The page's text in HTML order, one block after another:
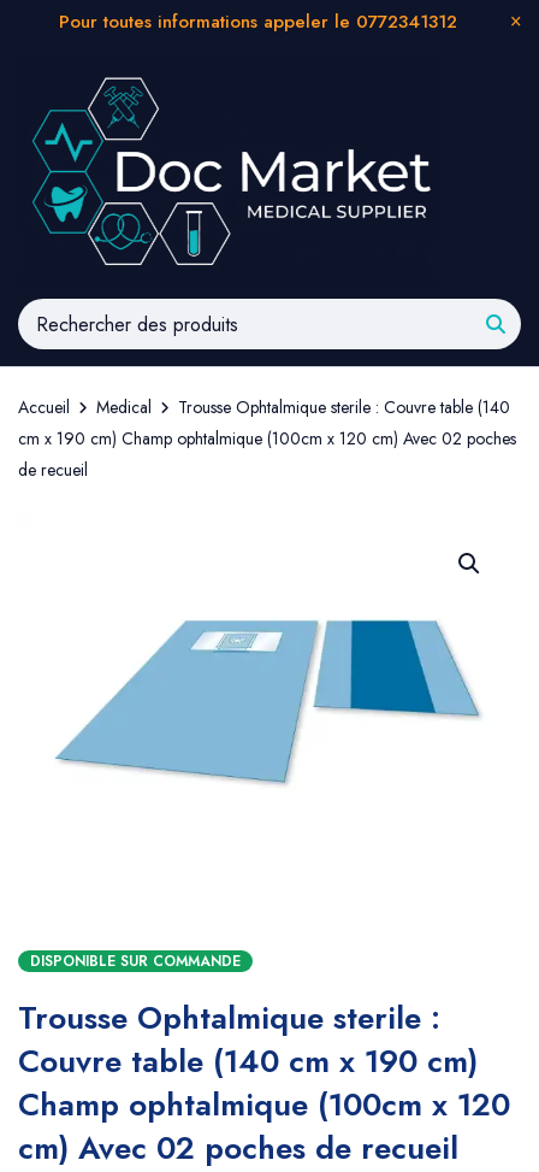
Pour toutes informations appeler le 0772341312
Accueil Medical
Trousse Ophtalmique sterile : Couvre table (140
cm x 190 cm) Champ ophtalmique (100cm x 120 cm) Avec 02 poches
de recueil
DISPONIBLE SUR COMMANDE
Trousse Ophtalmique sterile :
Couvre table (140 cm x 190 cm)
Champ ophtalmique (100cm x 120
cm) Avec 02 poches de recueil